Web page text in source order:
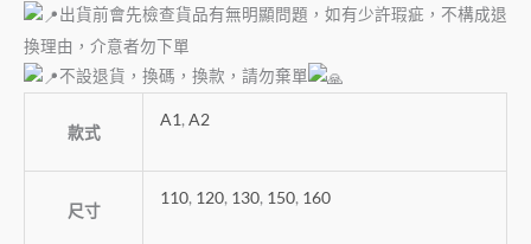
出貨前會先檢查貨品有無明顯問題，如有少許瑕疵，不構成退
換理由，介意者勿下單
不設退貨，換碼，換款，請勿棄單
款式
A1, A2
尺寸
110, 120, 130, 150, 160